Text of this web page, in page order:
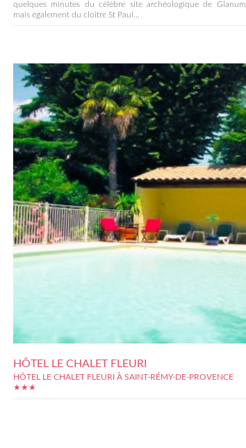
quelques minutes du célèbre site archéologique de Glanum
mais également du cloître St Paul...
HÔTEL LE CHALET FLEURI
HÔTEL LE CHALET FLEURI À SAINT-RÉMY-DE-PROVENCE
★★★